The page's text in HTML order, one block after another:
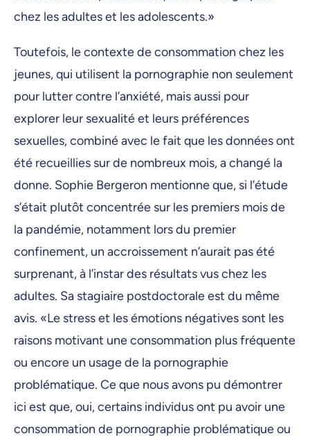
chez les adultes et les adolescents.»
Toutefois, le contexte de consommation chez les
jeunes, qui utilisent la pornographie non seulement
pour lutter contre l’anxiété, mais aussi pour
explorer leur sexualité et leurs préférences
sexuelles, combiné avec le fait que les données ont
été recueillies sur de nombreux mois, a changé la
donne. Sophie Bergeron mentionne que, si l’étude
s’était plutôt concentrée sur les premiers mois de
la pandémie, notamment lors du premier
confinement, un accroissement n’aurait pas été
surprenant, à l’instar des résultats vus chez les
adultes. Sa stagiaire postdoctorale est du même
avis. «Le stress et les émotions négatives sont les
raisons motivant une consommation plus fréquente
ou encore un usage de la pornographie
problématique. Ce que nous avons pu démontrer
ici est que, oui, certains individus ont pu avoir une
consommation de pornographie problématique ou